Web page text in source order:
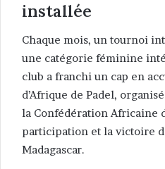
installée
Chaque mois, un tournoi
une catégorie féminine
club a franchi un cap en
d’Afrique de Padel,
la Confédération Africaine
participation et la victoire
Madagascar.